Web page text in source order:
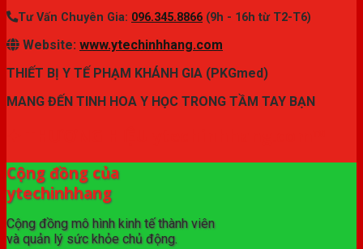
Tư Vấn Chuyên Gia: 096.345.8866 (9h - 16h từ T2-T6)
Website: www.ytechinhhang.com
THIẾT BỊ Y TẾ PHẠM KHÁNH GIA (PKGmed)
MANG ĐẾN TINH HOA Y HỌC TRONG TẦM TAY BẠN
Cộng đồng của
ytechinhhang
Cộng đồng mô hình kinh tế thành viên
và quản lý sức khỏe chủ động.